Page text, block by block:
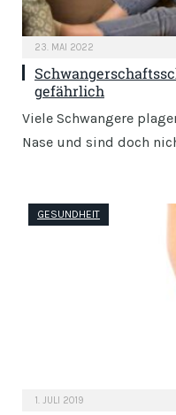
23. MAI 2022
gefährlich
Viele Schwangere
Nase und sind doch
GESUNDHEIT
1. JULI 2019